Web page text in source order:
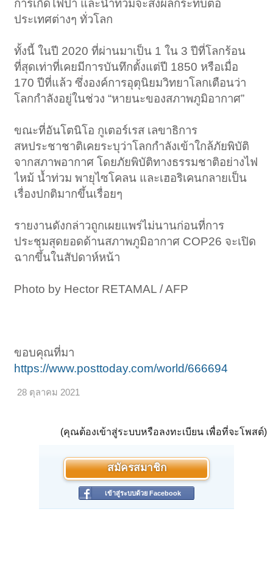
การเกิดไฟป่า และน้ำท่วมจะส่งผลกระทบต่อ
ประเทศต่างๆ ทั่วโลก
ทั้งนี้ ในปี 2020 ที่ผ่านมาเป็น 1 ใน 3 ปีที่โลกร้อน
ที่สุดเท่าที่เคยมีการบันทึกตั้งแต่ปี 1850 หรือเมื่อ
170 ปีที่แล้ว ซึ่งองค์การอุตุนิยมวิทยาโลกเตือนว่า
โลกกำลังอยู่ในช่วง “หายนะของสภาพภูมิอากาศ”
ขณะที่อันโตนิโอ กูเตอร์เรส เลขาธิการ
สหประชาชาติเคยระบุว่าโลกกำลังเข้าใกล้ภัยพิบัติ
จากสภาพอากาศ โดยภัยพิบัติทางธรรมชาติอย่างไฟ
ไหม้ น้ำท่วม พายุไซโคลน และเฮอริเคนกลายเป็น
เรื่องปกติมากขึ้นเรื่อยๆ
รายงานดังกล่าวถูกเผยแพร่ไม่นานก่อนที่การ
ประชุมสุดยอดด้านสภาพภูมิอากาศ COP26 จะเปิด
ฉากขึ้นในสัปดาห์หน้า
Photo by Hector RETAMAL / AFP
ขอบคุณที่มา
https://www.posttoday.com/world/666694
28 ตุลาคม 2021
(คุณต้องเข้าสู่ระบบหรือลงทะเบียน เพื่อที่จะโพสต์)
สมัครสมาชิก
เข้าสู่ระบบด้วย Facebook